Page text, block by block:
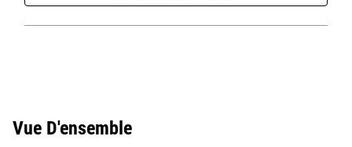
Vue D'ensemble